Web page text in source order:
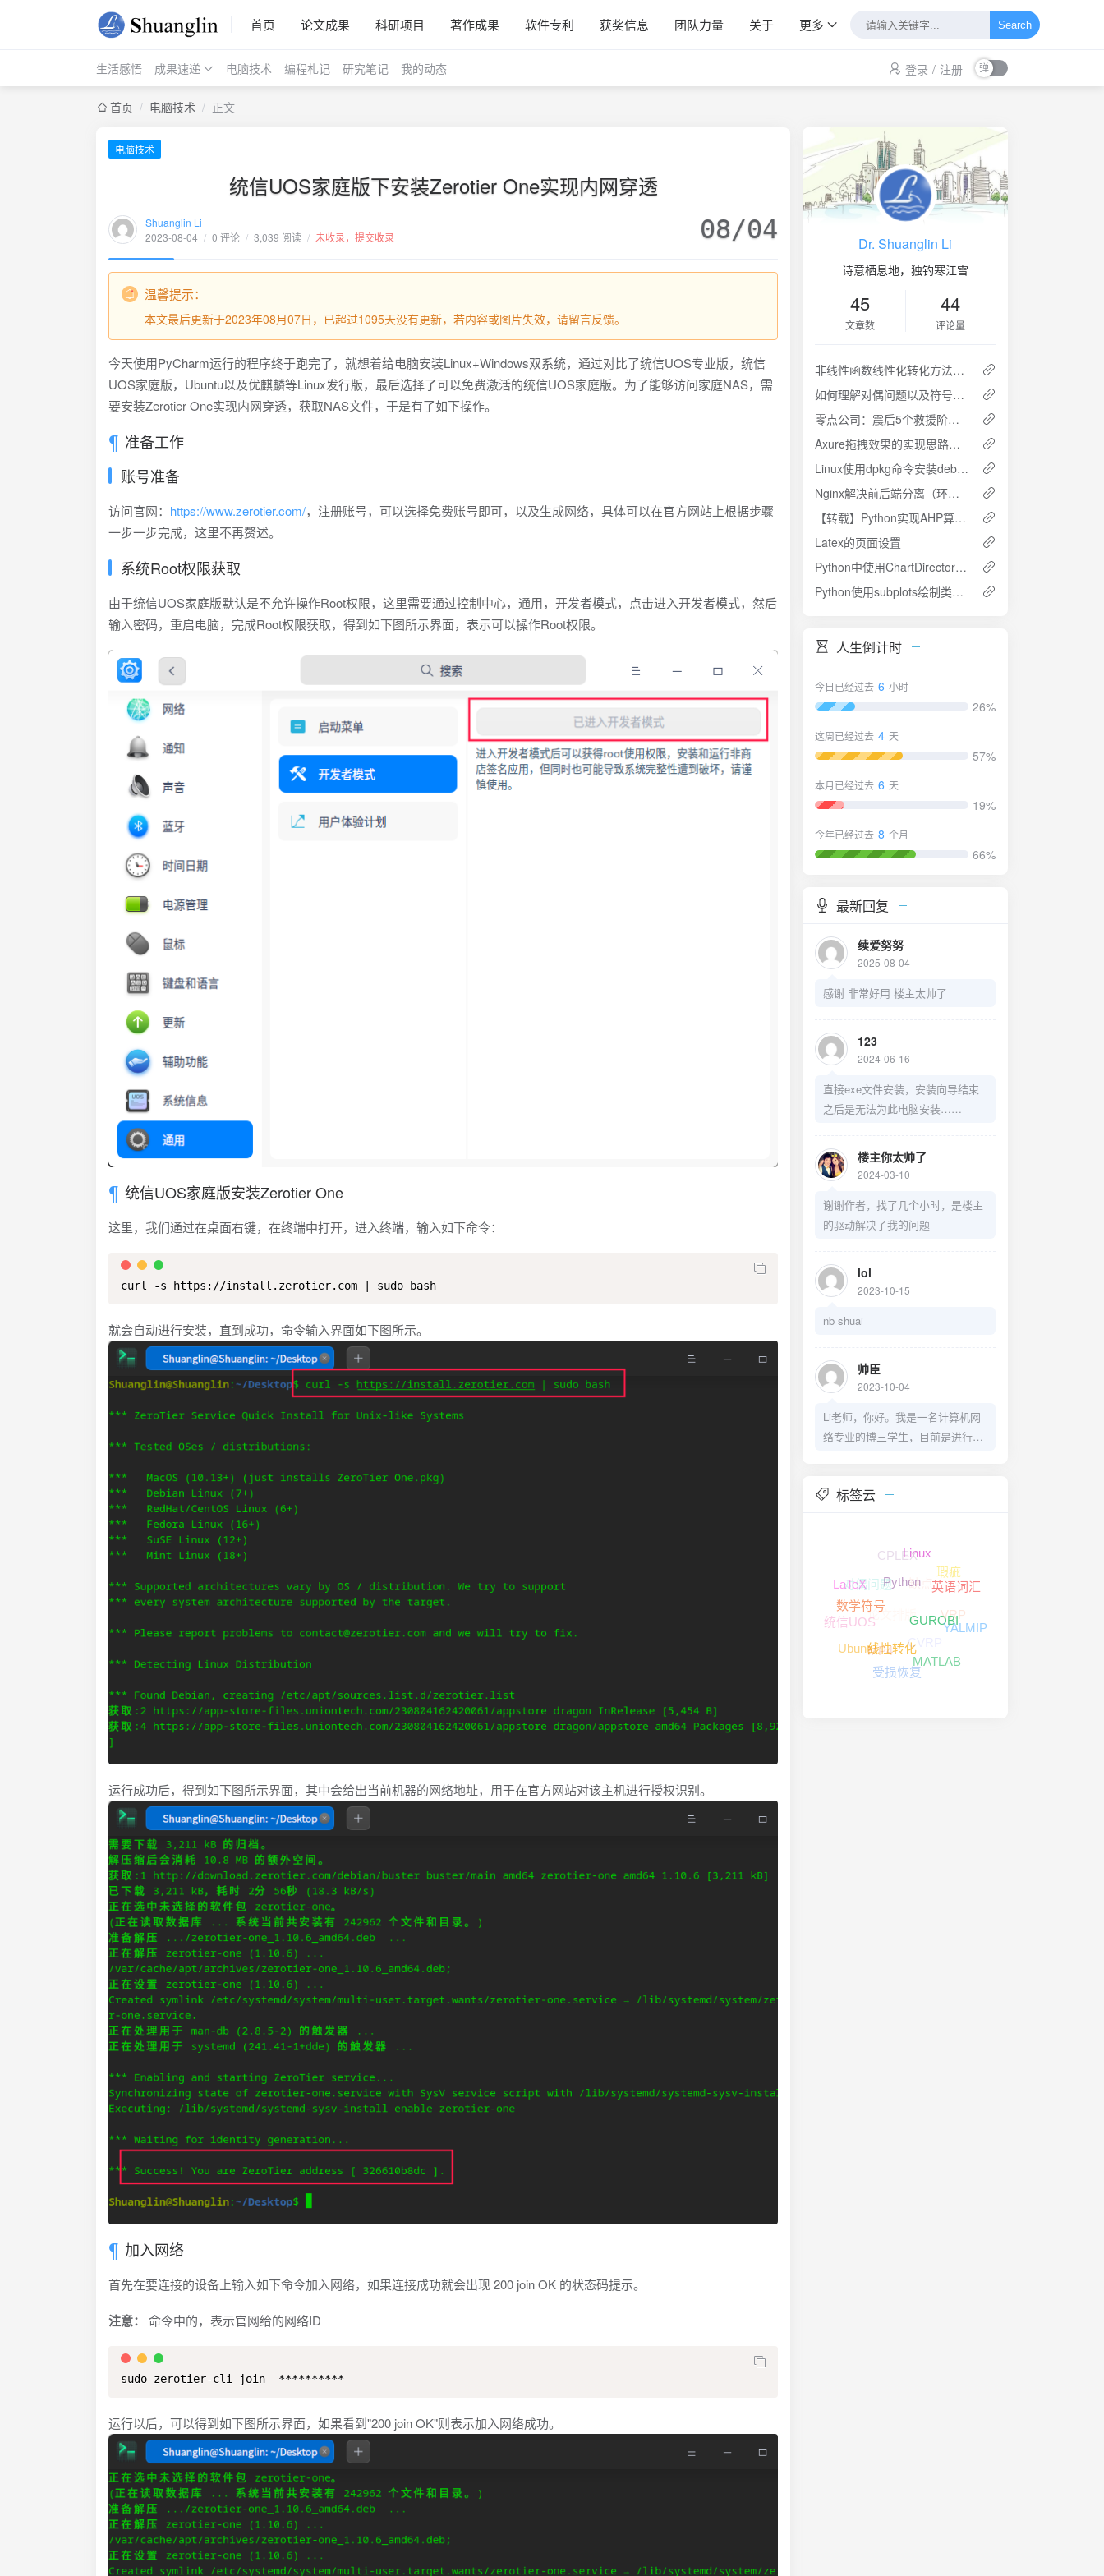
首页 论文成果 科研项目 著作成果 软件专利 获奖信息 团队力量 关于 更多 Search
生活感悟 成果速递 电脑技术 编程札记 研究笔记 我的动态 登录 / 注册
首页 / 电脑技术 / 正文
电脑技术
统信UOS家庭版下安装Zerotier One实现内网穿透
Shuanglin Li
2023-08-04 / 0 评论 / 3,039 阅读 / 未收录，提交收录 08/04
温馨提示：
本文最后更新于2023年08月07日，已超过1095天没有更新，若内容或图片失效，请留言反馈。
今天使用PyCharm运行的程序终于跑完了，就想着给电脑安装Linux+Windows双系统，通过对比了统信UOS专业版，统信
UOS家庭版，Ubuntu以及优麒麟等Linux发行版，最后选择了可以免费激活的统信UOS家庭版。为了能够访问家庭NAS，需
要安装Zerotier One实现内网穿透，获取NAS文件，于是有了如下操作。
准备工作
账号准备
访问官网： https://www.zerotier.com/，注册账号，可以选择免费账号即可，以及生成网络，具体可以在官方网站上根据步骤
一步一步完成，这里不再赘述。
系统Root权限获取
由于统信UOS家庭版默认是不允许操作Root权限，这里需要通过控制中心，通用，开发者模式，点击进入开发者模式，然后
输入密码，重启电脑，完成Root权限获取，得到如下图所示界面，表示可以操作Root权限。
统信UOS家庭版安装Zerotier One
这里，我们通过在桌面右键，在终端中打开，进入终端，输入如下命令：
curl -s https://install.zerotier.com | sudo bash
就会自动进行安装，直到成功，命令输入界面如下图所示。
运行成功后，得到如下图所示界面，其中会给出当前机器的网络地址，用于在官方网站对该主机进行授权识别。
加入网络
首先在要连接的设备上输入如下命令加入网络，如果连接成功就会出现 200 join OK 的状态码提示。
注意： 命令中的，表示官网给的网络ID
sudo zerotier-cli join  **********
运行以后，可以得到如下图所示界面，如果看到"200 join OK"则表示加入网络成功。
Dr. Shuanglin Li
诗意栖息地，独钓寒江雪
45
文章数
44
评论量
非线性函数线性化转化方法（乘积式）
如何理解对偶问题以及符号替换
零点公司：震后5个救援阶段的灾民需求特点
Axure拖拽效果的实现思路及方法
Linux使用dpkg命令安装deb软件包
Nginx解决前后端分离（环境部署配置）
【转载】Python实现AHP算法的方法实例（层次分析法）
Latex的页面设置
Python中使用ChartDirector制作图形
Python使用subplots绘制类似金字塔图
人生倒计时
今日已经过去 6 小时
26%
这周已经过去 4 天
57%
本月已经过去 6 天
19%
今年已经过去 8 个月
66%
最新回复
续爱努努
2025-08-04
感谢 非常好用 楼主太帅了
123
2024-06-16
直接exe文件安装，安装向导结束
之后是无法为此电脑安装……
楼主你太帅了
2024-03-10
谢谢作者，找了几个小时，是楼主
的驱动解决了我的问题
lol
2023-10-15
nb shuai
帅臣
2023-10-04
Li老师，你好。我是一名计算机网
络专业的博三学生，目前是进行关
是有幸读到了您关于变量乘积线性
标签云
LaTeX
数学符号
Linux
CPLEX
统信UOS
Ubuntu
线性转化
英语词汇
瑕疵
论文排版
受损恢复MATLAB
YALMIP
CVRP